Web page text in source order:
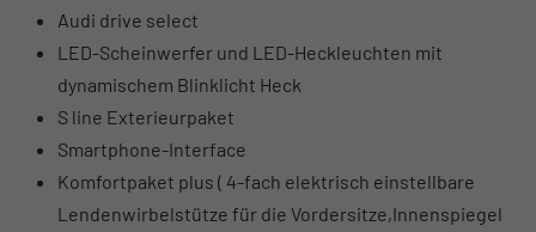
Audi drive select
LED-Scheinwerfer und LED-Heckleuchten mit
dynamischem Blinklicht Heck
S line Exterieurpaket
Smartphone-Interface
Komfortpaket plus ( 4-fach elektrisch einstellbare
Lendenwirbelstütze für die Vordersitze,Innenspiegel